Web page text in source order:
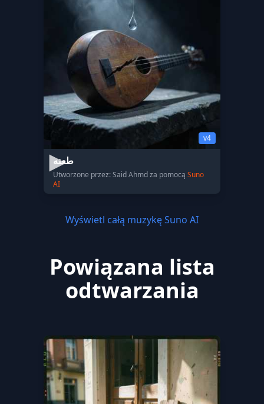
v4
طعنه
Utworzone przez: Said Ahmd za pomocą Suno
AI
Wyświetl całą muzykę Suno AI
Powiązana lista
odtwarzania